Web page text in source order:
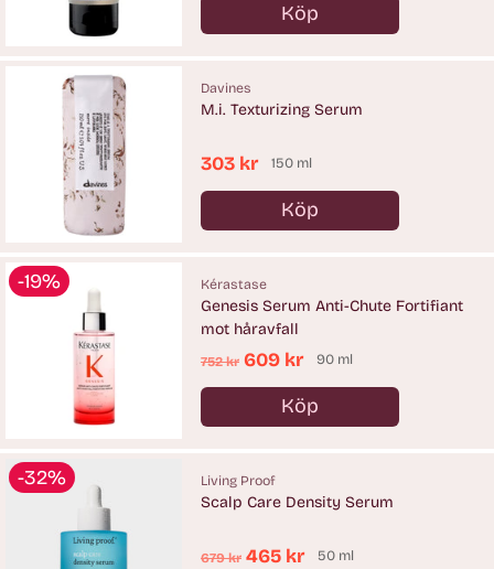
Köp
Antal
Davines
M.i. Texturizing Serum
303 kr 150 ml
Köp
Antal
-19% Kérastase
Genesis Serum Anti-Chute Fortifiant
mot håravfall
Ordinarie
pris
752 kr 609 kr 90 ml
Köp
Antal
-32% Living Proof
Scalp Care Density Serum
Ordinarie
679 kr 465 kr 50 ml